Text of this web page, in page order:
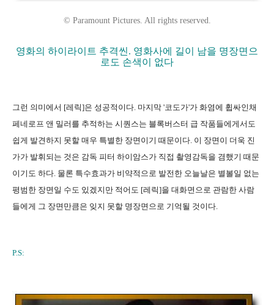
© Paramount Pictures. All rights reserved.
영화의 하이라이트 추격씬. 영화사에 길이 남을 명장면으
로도 손색이 없다
그런 의미에서 [레릭]은 성공적이다. 마지막 '코도가'가 화염에 휩싸인채
페네로프 앤 밀러를 추적하는 시퀀스는 블록버스터 급 작품들에게서도
쉽게 발견하지 못할 매우 특별한 장면이기 때문이다. 이 장면이 더욱 진
가가 발휘되는 것은 감독 피터 하이암스가 직접 촬영감독을 겸했기 때문
이기도 하다. 물론 특수효과가 비약적으로 발전한 오늘날은 별볼일 없는
평범한 장면일 수도 있겠지만 적어도 [레릭]을 대화면으로 관람한 사람
들에게 그 장면만큼은 잊지 못할 명장면으로 기억될 것이다.
P.S: